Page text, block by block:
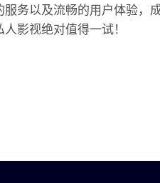
务以及流畅的用户体验，
影视绝对值得一试！